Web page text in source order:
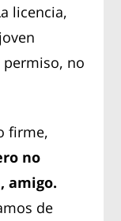
licencia,
permiso, no
firme,
no
amigo.
de